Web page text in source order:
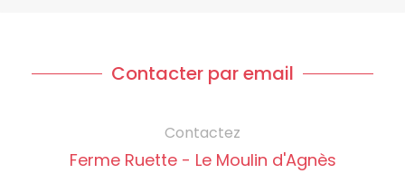
Contacter par email
Contactez
Ferme Ruette - Le Moulin d'Agnès